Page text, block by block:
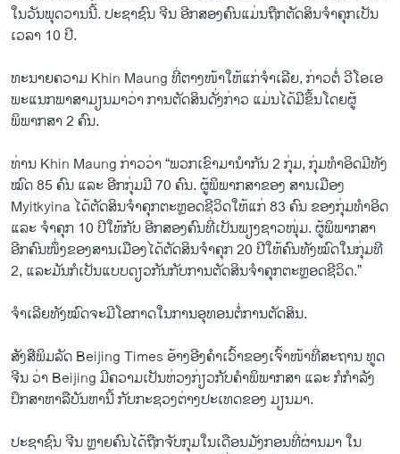
ພາສາຕ່າງໆ
ໃນ​ວັນ​ພຸດ​ວານ​ນີ້. ປະຊາຊົນ ຈີນ ອີກ​ສອງ​ຄົນ​ແມ່ນ​ຖືກ​ຕັດສິນຈຳຄຸກເປັນ​
ເວລາ 10 ປີ.
​ທະນາຍຄວາມ Khin Maung ທີ່​ຕາງໜ້າໃຫ້​ແກ່​ຈຳ​ເລີຍ, ​ກ່າວ​ຕໍ່ ວີໂອ​ເອ
ພະແນກພາສາມຽນມາ​ວ່າ ການ​ຕັດສິນດັ່ງກ່າວ ​ແມ່ນ​ໄດ້​ມີຂຶ້ນ​ໂດຍ​ຜູ້​
ພິພາກສາ​ 2 ຄົນ.
ທ່ານ Khin Maung ກ່າວ​ວ່າ “ພວກ​ເຂົາ​ມາ​ນຳ​ກັນ​ 2 ກຸ່ມ, ກຸ່ມ​ທຳ​ອິດ​ມີ​ທັງ​
ໝົດ 85 ຄົນ ​ແລະ ອີກ​ກຸ່ມ​ມີ 70 ຄົນ. ຜູ້​ພິພາກສາ​ຂອງ ສານ​ເມືອງ
Myitkyina ​ໄດ້​ຕັດສິນ​ຈຳ​ຄຸກ​ຕະຫຼອດ​ຊີວິດ​ໃຫ້​ແກ່ 83 ຄົນ ຂອງ​ກຸ່ມ​ທຳ​ອິດ
​ແລະ ຈຳຄຸກ 10 ປີໃຫ້​ກັບ ອີກ​ສອງ​ຄົນ​ທີ່​ເປັນ​ພຽງ​ຊາວ​ໜຸ່ມ. ຜູ້​ພິພາກສາ​
ອີກ​ຄົນ​ໜຶ່ງ​ຂອງ​ສານເມືອງ​ໄດ້​ຕັດສິນຈຳ​ຄຸ​ກ 20 ປີໃຫ້​ຄົນ​ທັງ​ໝົດ​ໃນ​ກຸ່ມ​ທີ
2, ​ແລະມັນ​ກໍ​ເປັນ​ແບບ​ດຽວກັນ​ກັບ​ການ​ຕັດສິນ​ຈຳ​ຄຸກ​ຕະຫຼອດ​ຊີວິດ.”
ຈຳ​ເລີຍ​ທັງໝົດ​ຈະ​ມີ​ໂອກາດ​ໃນ​ການ​ອຸທອນ​ຕໍ່​ການ​ຕັດ​ສິນ.
ສັງ​ສື​ພິມ​ລັດ Beijing Times ອ້າງ​ອີງ​ຄຳ​ເວົ້າ​ຂອງ​ເຈົ້າ​ໜ້າ​ທີ່​ສະຖານ ທູດ​
ຈີນ ວ່າ Beijing ມີ​ຄວາມ​ເປັນ​ຫ່ວງ​ກ່ຽວ​ກັບ​ຄຳ​ພິພາກສາ ​ແລະ ກໍ​ກຳລັງ​
ປຶກສາ​ຫາລື​ບັນຫານີ້ ກັບ​ກະຊວງ​ຕ່າງ​ປະ​ເທດ​ຂອງ ມຽນມາ.
ປະຊາຊົນ​ ຈີນ ຫຼາຍຄົນ​ໄດ້​ຖືກ​ຈັບ​ກຸມ​ໃນ​ເດືອນ​ມັງ​ກອນ​ທີ່​ຜ່ານ​ມາ ​ໃນ​